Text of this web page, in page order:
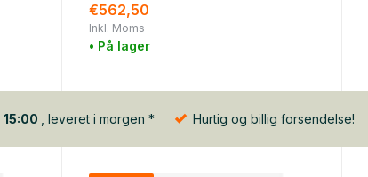
€562,50
Inkl. Moms
• På lager
15:00 , leveret i morgen * Hurtig og billig forsendelse!